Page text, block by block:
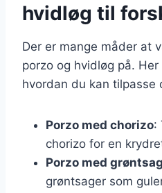
hvidløg til
Der er mange måder at
porzo og hvidløg på.
hvordan du kan tilpasse
Porzo med chorizo:
chorizo for en
Porzo med
grøntsager som